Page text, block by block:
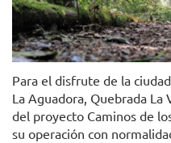
Para el disfrute de la
La Aguadora, Quebrada La
del proyecto Caminos de
su operación con